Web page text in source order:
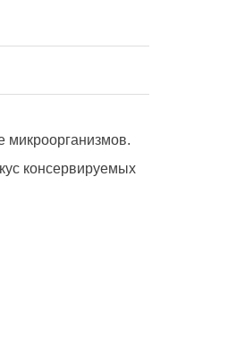
Елена А.В.
микроорганизмов.
консервируемых